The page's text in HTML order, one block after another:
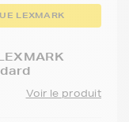
LEXMARK
Voir le produit